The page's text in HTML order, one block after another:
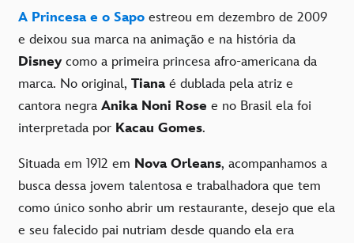
A Princesa e o Sapo estreou em dezembro de 2009
e deixou sua marca na animação e na história da
Disney como a primeira princesa afro-americana da
marca. No original, Tiana é dublada pela atriz e
cantora negra Anika Noni Rose e no Brasil ela foi
interpretada por Kacau Gomes.
Situada em 1912 em Nova Orleans, acompanhamos a
busca dessa jovem talentosa e trabalhadora que tem
como único sonho abrir um restaurante, desejo que ela
e seu falecido pai nutriam desde quando ela era